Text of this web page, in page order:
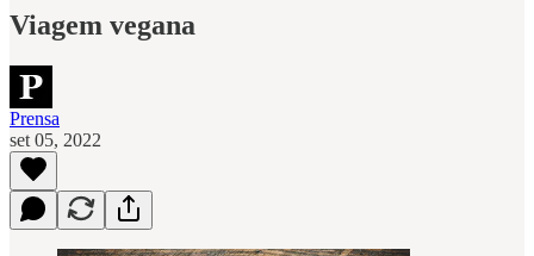
Viagem vegana
Prensa
set 05, 2022